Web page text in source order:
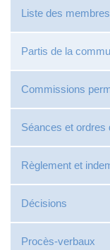
Liste des membres
Partis de la
Commissions
Séances et ordres
Règlement et
Décisions
Procès-verbaux